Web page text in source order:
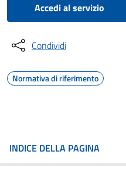
Accedi al servizio
Condividi
Normativa di riferimento
INDICE DELLA PAGINA